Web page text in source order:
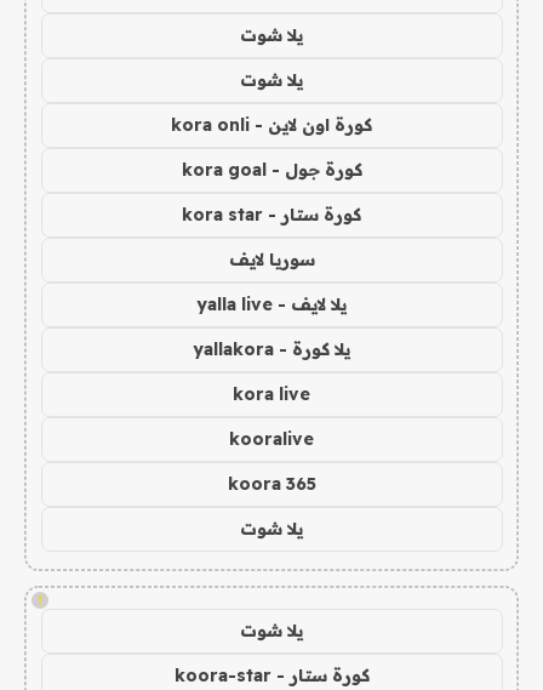
يلا شوت
يلا شوت
كورة اون لاين - kora onli
كورة جول - kora goal
كورة ستار - kora star
سوريا لايف
يلا لايف - yalla live
يلا كورة - yallakora
kora live
kooralive
koora 365
يلا شوت
!
يلا شوت
كورة ستار - koora-star